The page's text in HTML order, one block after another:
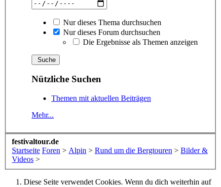
Nur dieses Thema durchsuchen
Nur dieses Forum durchsuchen
Die Ergebnisse als Themen anzeigen
Nützliche Suchen
Themen mit aktuellen Beiträgen
Mehr...
festivaltour.de
Startseite Foren > Alpin > Rund um die Bergtouren > Bilder &
Videos >
Diese Seite verwendet Cookies. Wenn du dich weiterhin auf